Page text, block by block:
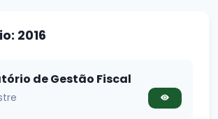
2016
de Gestão Fiscal